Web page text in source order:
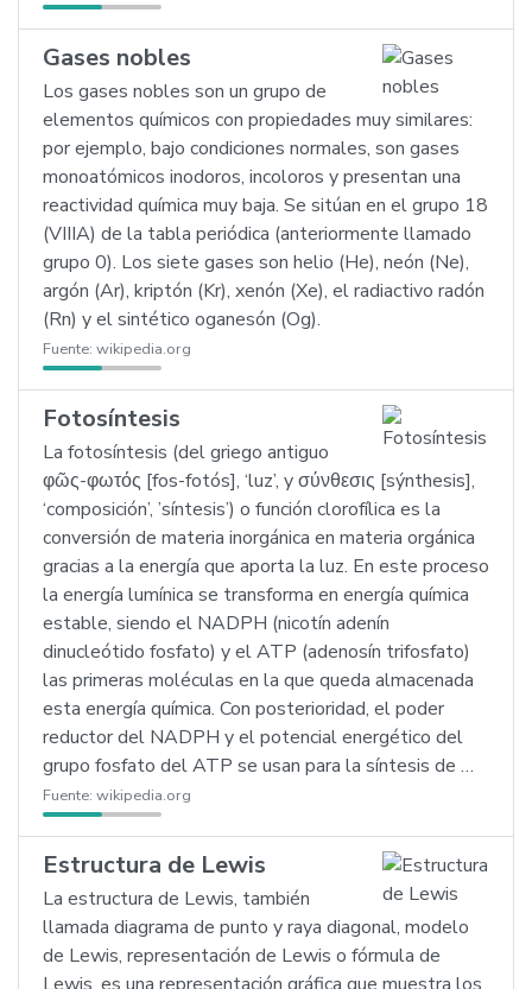
Gases nobles
Los gases nobles son un grupo de
elementos químicos con propiedades muy similares:
por ejemplo, bajo condiciones normales, son gases
monoatómicos inodoros, incoloros y presentan una
reactividad química muy baja. Se sitúan en el grupo 18
(VIIIA) de la tabla periódica (anteriormente llamado
grupo 0). Los siete gases son helio (He), neón (Ne),
argón (Ar), kriptón (Kr), xenón (Xe), el radiactivo radón
(Rn) y el sintético oganesón (Og).
Fuente: wikipedia.org
Fotosíntesis
La fotosíntesis (del griego antiguo
φῶς-φωτός [fos-fotós], ‘luz’, y σύνθεσις [sýnthesis],
‘composición’, ’síntesis’) o función clorofílica es la
conversión de materia inorgánica en materia orgánica
gracias a la energía que aporta la luz. En este proceso
la energía lumínica se transforma en energía química
estable, siendo el NADPH (nicotín adenín
dinucleótido fosfato) y el ATP (adenosín trifosfato)
las primeras moléculas en la que queda almacenada
esta energía química. Con posterioridad, el poder
reductor del NADPH y el potencial energético del
grupo fosfato del ATP se usan para la síntesis de …
Fuente: wikipedia.org
Estructura de Lewis
La estructura de Lewis, también
llamada diagrama de punto y raya diagonal, modelo
de Lewis, representación de Lewis o fórmula de